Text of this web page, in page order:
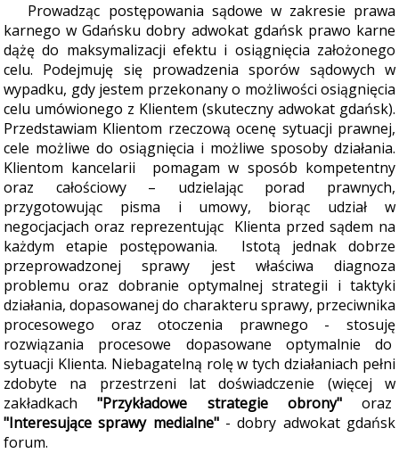
Prowadząc postępowania sądowe w zakresie prawa
karnego w Gdańsku dobry adwokat gdańsk prawo karne
dążę do maksymalizacji efektu i osiągnięcia założonego
celu. Podejmuję się prowadzenia sporów sądowych w
wypadku, gdy jestem przekonany o możliwości osiągnięcia
celu umówionego z Klientem (skuteczny adwokat gdańsk).
Przedstawiam Klientom rzeczową ocenę sytuacji prawnej,
cele możliwe do osiągnięcia i możliwe sposoby działania.
Klientom kancelarii pomagam w sposób kompetentny
oraz całościowy – udzielając porad prawnych,
przygotowując pisma i umowy, biorąc udział w
negocjacjach oraz reprezentując Klienta przed sądem na
każdym etapie postępowania. Istotą jednak dobrze
przeprowadzonej sprawy jest właściwa diagnoza
problemu oraz dobranie optymalnej strategii i taktyki
działania, dopasowanej do charakteru sprawy, przeciwnika
procesowego oraz otoczenia prawnego - stosuję
rozwiązania procesowe dopasowane optymalnie do
sytuacji Klienta. Niebagatelną rolę w tych działaniach pełni
zdobyte na przestrzeni lat doświadczenie (więcej w
zakładkach"Przykładowe strategie obrony"oraz
"Interesujące sprawy medialne"- dobry adwokat gdańsk
forum.